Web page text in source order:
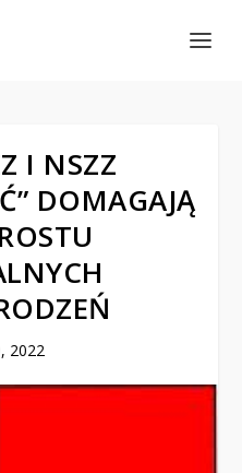
I NSZZ
DOMAGAJĄ
2022